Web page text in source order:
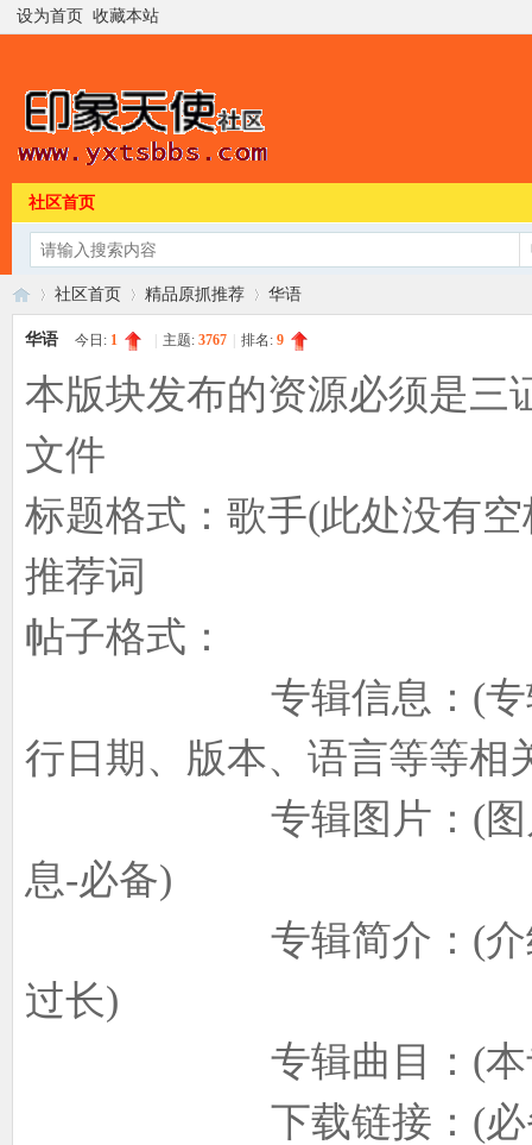
设为首页 收藏本站
社区首页
»
社区首页
›
精品原抓推荐
›
华语
华语 今日: 1 主题: 3767 排名: 9
本版块发布的资源必须是三
文件
标题格式：歌手(此处没有
推荐词
帖子格式：
专辑信息：(专辑中
行日期、版本、语言等等相
专辑图片：(图片内
息-必备)
专辑简介：(介绍专
过长)
专辑曲目：(本专辑
下载链接：(必